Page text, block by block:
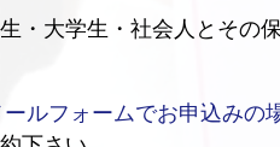
・大学生・社会人とその
ルフォームでお申込みの